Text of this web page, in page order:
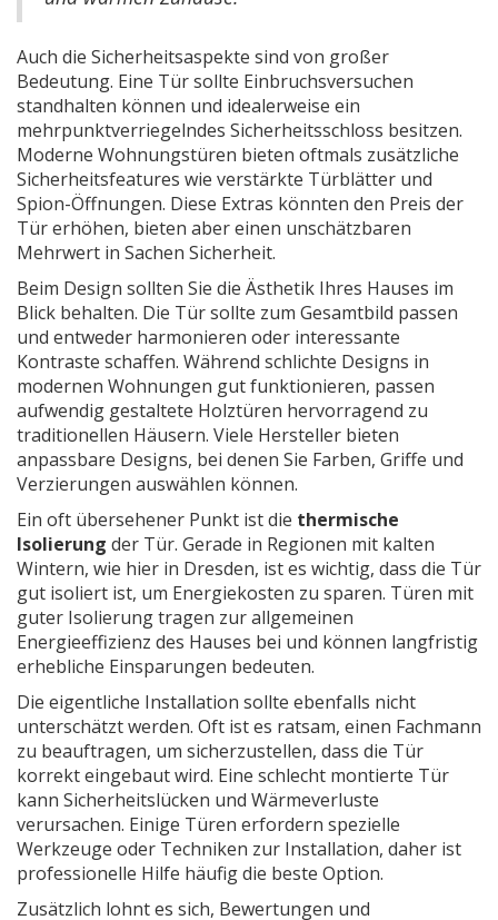
Auch die Sicherheitsaspekte sind von großer
Bedeutung. Eine Tür sollte Einbruchsversuchen
standhalten können und idealerweise ein
mehrpunktverriegelndes Sicherheitsschloss besitzen.
Moderne Wohnungstüren bieten oftmals zusätzliche
Sicherheitsfeatures wie verstärkte Türblätter und
Spion-Öffnungen. Diese Extras könnten den Preis der
Tür erhöhen, bieten aber einen unschätzbaren
Mehrwert in Sachen Sicherheit.
Beim Design sollten Sie die Ästhetik Ihres Hauses im
Blick behalten. Die Tür sollte zum Gesamtbild passen
und entweder harmonieren oder interessante
Kontraste schaffen. Während schlichte Designs in
modernen Wohnungen gut funktionieren, passen
aufwendig gestaltete Holztüren hervorragend zu
traditionellen Häusern. Viele Hersteller bieten
anpassbare Designs, bei denen Sie Farben, Griffe und
Verzierungen auswählen können.
Ein oft übersehener Punkt ist die thermische
Isolierung der Tür. Gerade in Regionen mit kalten
Wintern, wie hier in Dresden, ist es wichtig, dass die Tür
gut isoliert ist, um Energiekosten zu sparen. Türen mit
guter Isolierung tragen zur allgemeinen
Energieeffizienz des Hauses bei und können langfristig
erhebliche Einsparungen bedeuten.
Die eigentliche Installation sollte ebenfalls nicht
unterschätzt werden. Oft ist es ratsam, einen Fachmann
zu beauftragen, um sicherzustellen, dass die Tür
korrekt eingebaut wird. Eine schlecht montierte Tür
kann Sicherheitslücken und Wärmeverluste
verursachen. Einige Türen erfordern spezielle
Werkzeuge oder Techniken zur Installation, daher ist
professionelle Hilfe häufig die beste Option.
Zusätzlich lohnt es sich, Bewertungen und